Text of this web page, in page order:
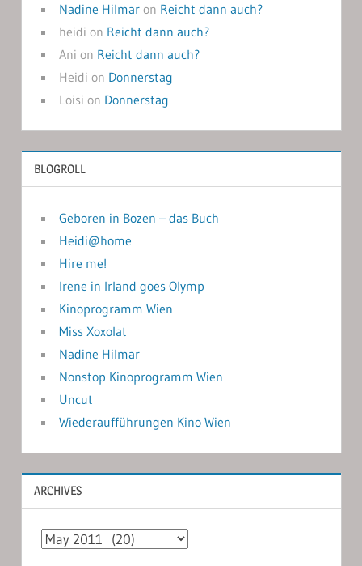
Nadine Hilmaron Reicht dann auch?
heidi on Reicht dann auch?
Ani on Reicht dann auch?
Heidi on Donnerstag
Loisi on Donnerstag
BLOGROLL
Geboren in Bozen – das Buch
Heidi@home
Hire me!
Irene in Irland goes Olymp
Kinoprogramm Wien
Miss Xoxolat
Nadine Hilmar
Nonstop Kinoprogramm Wien
Uncut
Wiederaufführungen Kino Wien
ARCHIVES
Archives